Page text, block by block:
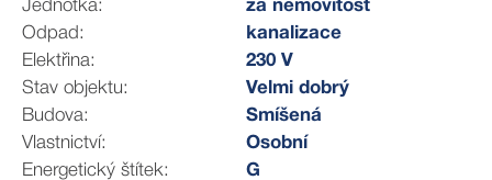
provedena výměna elektroinstalace a rozvodů v domě,
a rok zpět byla provedena údržba a revitalizace střechy.
V současné době, není k dispozici průkaz PENB, proto
v tuto chvíli uvádíme třídu G. Průkaz energetické
náročnosti budovy však bude dodán před podpisem
kupní smlouvy.
Jednotka:
za nemovitost
Odpad:
kanalizace
Elektřina:
230 V
Stav objektu:
Velmi dobrý
Budova:
Smíšená
Vlastnictví:
Osobní
Energetický štítek:
G